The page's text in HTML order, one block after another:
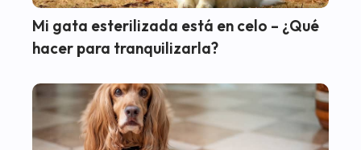
Mi gata esterilizada está en celo – ¿Qué
hacer para tranquilizarla?